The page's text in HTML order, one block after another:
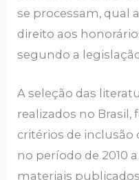
se processam, qual
direito aos
segundo a
A seleção das
realizados no
critérios de
no período de 2010
materiais